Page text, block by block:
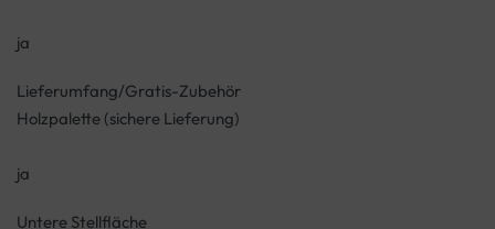
ja
Lieferumfang/Gratis-Zubehör
Holzpalette (sichere Lieferung)
ja
Untere Stellfläche